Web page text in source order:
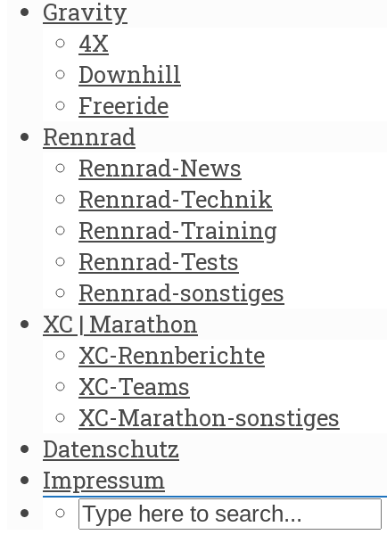
Gravity
4X
Downhill
Freeride
Rennrad
Rennrad-News
Rennrad-Technik
Rennrad-Training
Rennrad-Tests
Rennrad-sonstiges
XC | Marathon
XC-Rennberichte
XC-Teams
XC-Marathon-sonstiges
Datenschutz
Impressum